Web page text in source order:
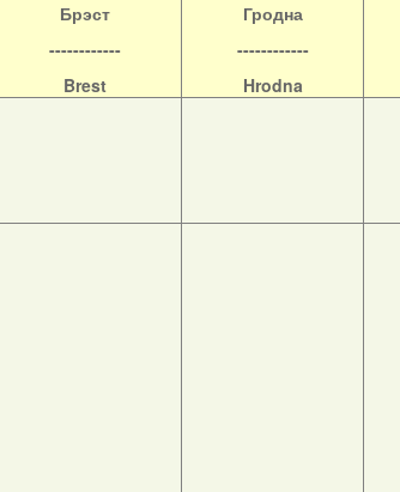
Брэст
------------
Brest
Гродна
------------
Hrodna